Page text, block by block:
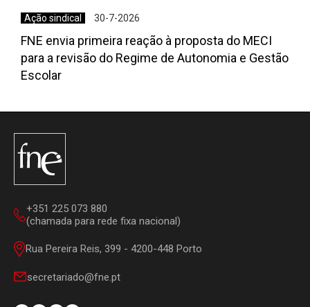
Ação sindical 30-7-2026
FNE envia primeira reação à proposta do MECI
para a revisão do Regime de Autonomia e Gestão
Escolar
+351 225 073 880
(chamada para rede fixa nacional)
Rua Pereira Reis, 399 - 4200-448 Porto
secretariado@fne.pt